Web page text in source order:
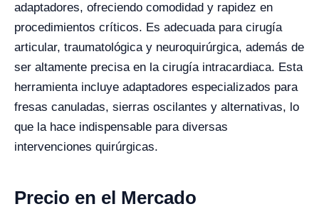
adaptadores, ofreciendo comodidad y rapidez en
procedimientos críticos. Es adecuada para cirugía
articular, traumatológica y neuroquirúrgica, además de
ser altamente precisa en la cirugía intracardiaca. Esta
herramienta incluye adaptadores especializados para
fresas canuladas, sierras oscilantes y alternativas, lo
que la hace indispensable para diversas
intervenciones quirúrgicas.
Precio en el Mercado